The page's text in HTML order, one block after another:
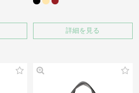
詳細を見る